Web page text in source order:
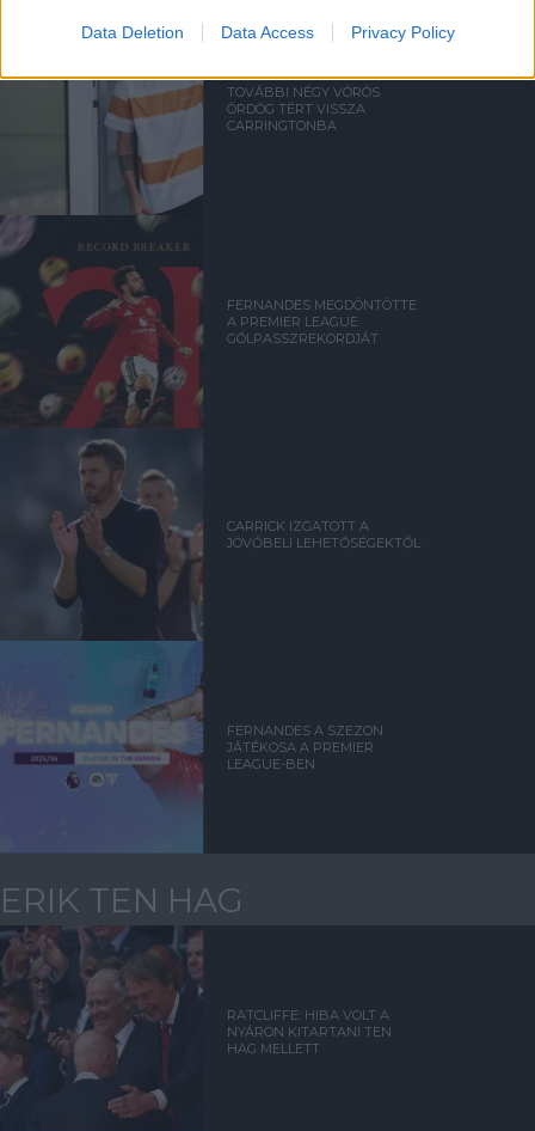
Data Deletion Data Access Privacy Policy
TOVÁBBI NÉGY VÖRÖS
ÖRDÖG TÉRT VISSZA
CARRINGTONBA
FERNANDES MEGDÖNTÖTTE
A PREMIER LEAGUE
GÓLPASSZREKORDJÁT
CARRICK IZGATOTT A
JÖVŐBELI LEHETŐSÉGEKTŐL
FERNANDES A SZEZON
JÁTÉKOSA A PREMIER
LEAGUE-BEN
ERIK TEN HAG
RATCLIFFE: HIBA VOLT A
NYÁRON KITARTANI TEN
HAG MELLETT